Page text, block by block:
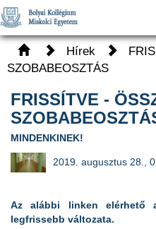
Hírek
SZOBABEOSZTÁS
FRISSÍTVE -
MINDENKINEK!
2019. augusztus 28.,
Az alábbi linken elérhető
legfrissebb változata.